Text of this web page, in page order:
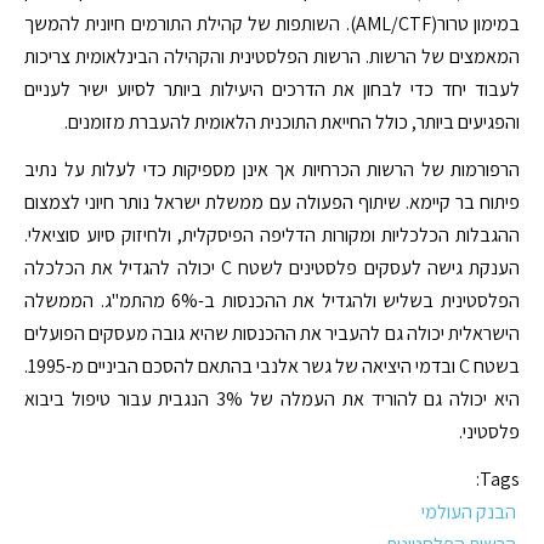
במימון טרור(AML/CTF). השותפות של קהילת התורמים חיונית להמשך
המאמצים של הרשות. הרשות הפלסטינית והקהילה הבינלאומית צריכות
לעבוד יחד כדי לבחון את הדרכים היעילות ביותר לסיוע ישיר לעניים
והפגיעים ביותר, כולל החייאת התוכנית הלאומית להעברת מזומנים.
הרפורמות של הרשות הכרחיות אך אינן מספיקות כדי לעלות על נתיב
פיתוח בר קיימא. שיתוף הפעולה עם ממשלת ישראל נותר חיוני לצמצום
ההגבלות הכלכליות ומקורות הדליפה הפיסקלית, ולחיזוק סיוע סוציאלי.
הענקת גישה לעסקים פלסטינים לשטח C יכולה להגדיל את הכלכלה
הפלסטינית בשליש ולהגדיל את ההכנסות ב-6% מהתמ"ג. הממשלה
הישראלית יכולה גם להעביר את ההכנסות שהיא גובה מעסקים הפועלים
בשטח C ובדמי היציאה של גשר אלנבי בהתאם להסכם הביניים מ-1995.
היא יכולה גם להוריד את העמלה של 3% הנגבית עבור טיפול ביבוא
פלסטיני.
Tags:
הבנק העולמי